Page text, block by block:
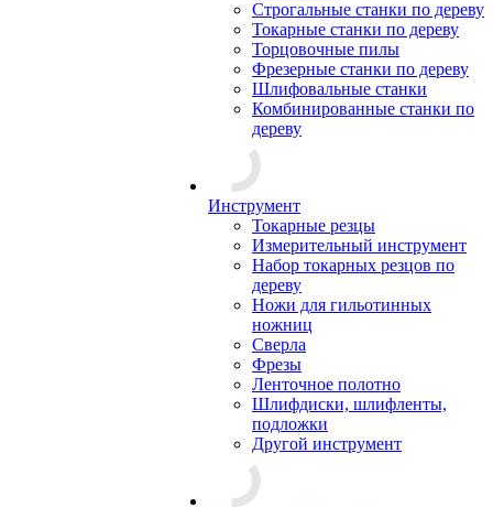
Строгальные станки по дереву
Токарные станки по дереву
Торцовочные пилы
Фрезерные станки по дереву
Шлифовальные станки
Комбинированные станки по
дереву
Инструмент
Токарные резцы
Измерительный инструмент
Набор токарных резцов по
дереву
Ножи для гильотинных
ножниц
Сверла
Фрезы
Ленточное полотно
Шлифдиски, шлифленты,
подложки
Другой инструмент